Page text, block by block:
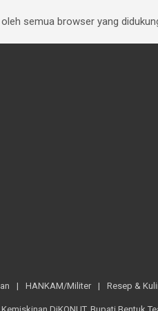
semua browser yang
HANKAM/Militer Resep &